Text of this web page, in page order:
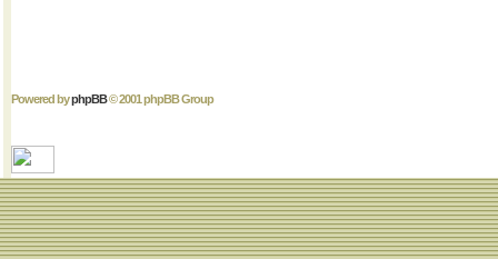
Powered byphpBB© 2001 phpBB Group